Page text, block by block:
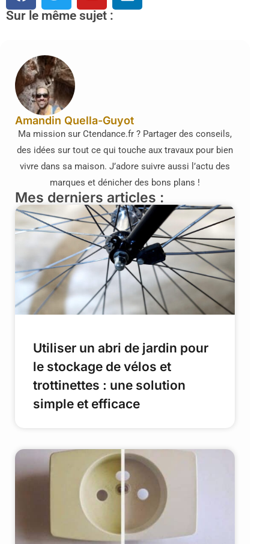
Sur le même sujet :
Amandin Quella-Guyot
Ma mission sur Ctendance.fr ? Partager des conseils,
des idées sur tout ce qui touche aux travaux pour bien
vivre dans sa maison. J’adore suivre aussi l’actu des
marques et dénicher des bons plans !
Mes derniers articles :
Utiliser un abri de jardin pour
le stockage de vélos et
trottinettes : une solution
simple et efficace